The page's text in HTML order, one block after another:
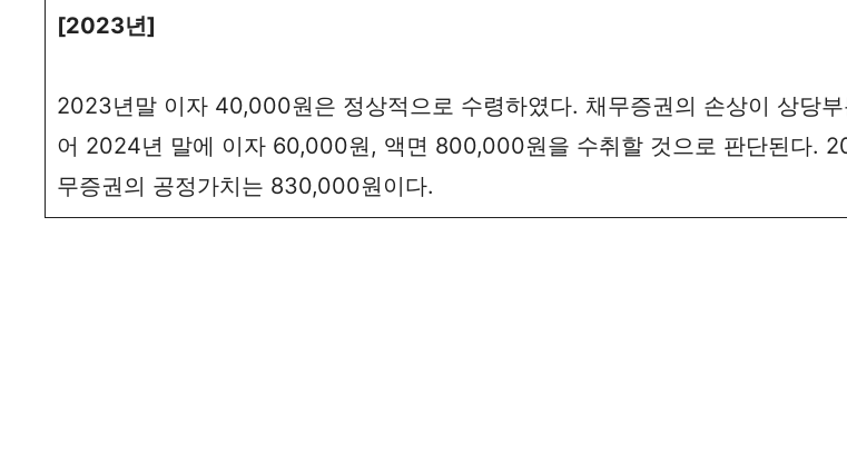
[2023년]
2023년말 이자 40,000원은 정상적으로 수령하였다. 채무증권의 손상이 상당부
어 2024년 말에 이자 60,000원, 액면 800,000원을 수취할 것으로 판단된다.
무증권의 공정가치는 830,000원이다.